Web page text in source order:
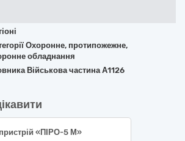
Охоронне, протипожежне,
обладнання
Військова частина А1126
«ПІРО-5 М»